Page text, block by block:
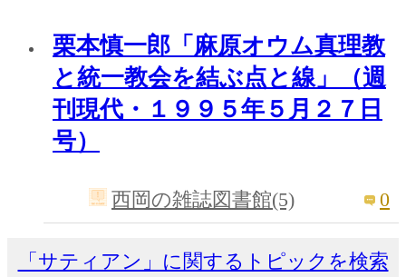
栗本慎一郎「麻原オウム真理教
と統一教会を結ぶ点と線」（週
刊現代・１９９５年５月２７日
号）
西岡の雑誌図書館(5) 0
「サティアン」に関するトピックを検索